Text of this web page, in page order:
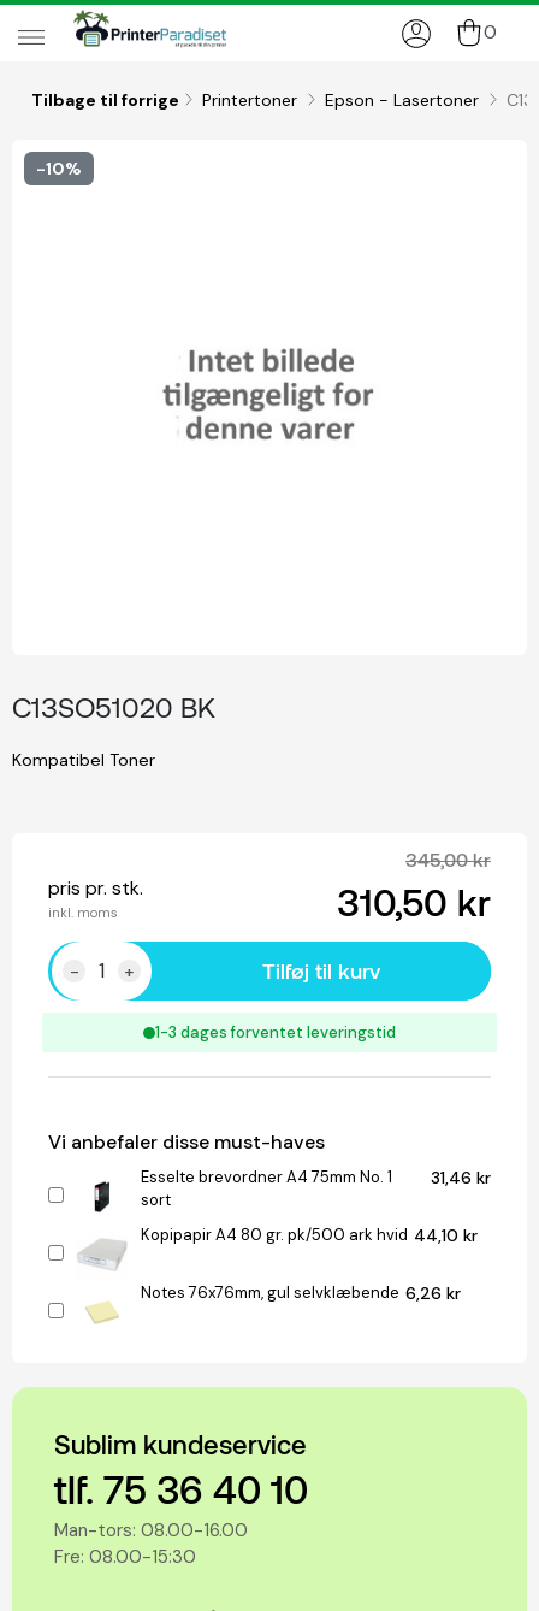
0
Tilbage til forrige Printertoner Epson - Lasertoner
-10%
C13SO51020 BK
Kompatibel Toner
345,00 kr
pris pr. stk.
inkl. moms 310,50 kr
- + Tilføj til kurv
1-3 dages forventet leveringstid
Vi anbefaler disse must-haves
Esselte brevordner A4 75mm No. 1
sort
31,46 kr
Kopipapir A4 80 gr. pk/500 ark hvid 44,10 kr
Notes 76x76mm, gul selvklæbende 6,26 kr
Sublim kundeservice
tlf. 75 36 40 10
Man-tors: 08.00-16.00
Fre: 08.00-15:30